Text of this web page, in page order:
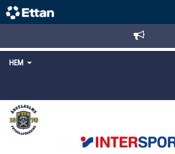
HEM
STARTSIDA
NYHETER